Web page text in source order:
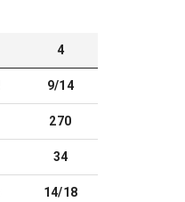
4
9/14
270
34
14/18